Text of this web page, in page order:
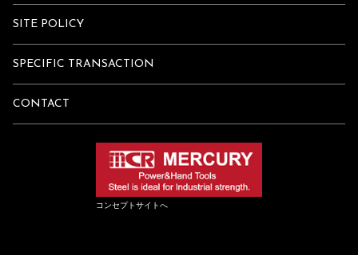
SITE POLICY
SPECIFIC TRANSACTION
CONTACT
コンセプトサイトへ